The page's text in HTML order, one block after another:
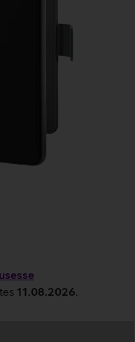
11.08.2026